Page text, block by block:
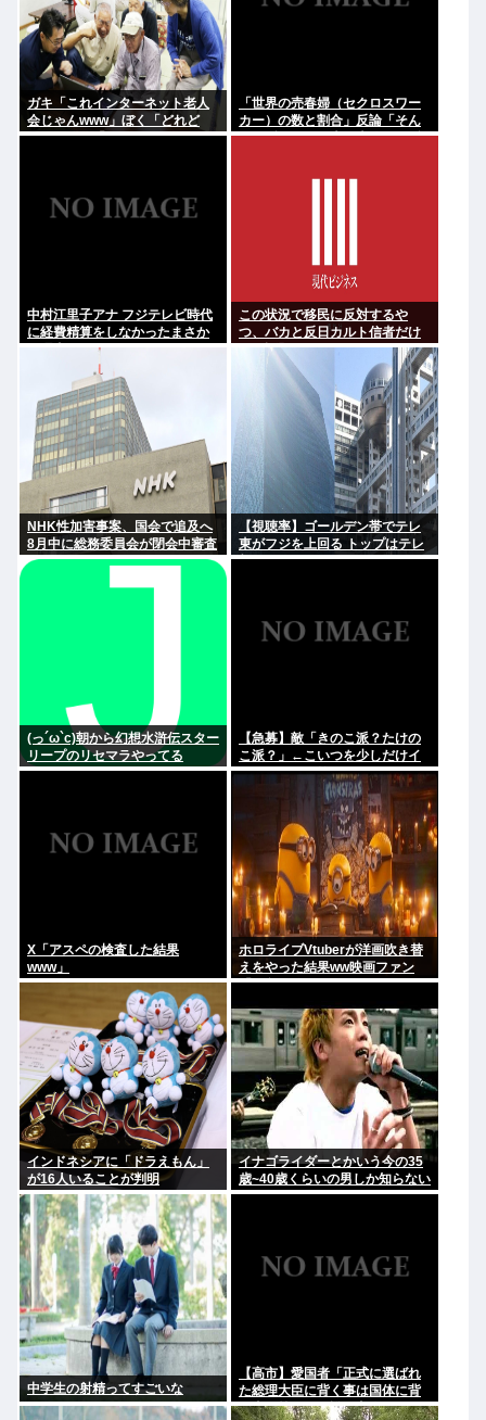
ガキ「これインターネット老人
会じゃんwww」ぼく「どれど
れ…」ガキ「ニコニコ！らきす
「世界の売春婦（セクロスワー
カー）の数と割合」反論「そん
なはずはない日本は上位なはず
中村江里子アナ フジテレビ時代
に経費精算をしなかったまさか
の理由明かす
この状況で移民に反対するや
つ、バカと反日カルト信者だけ
だと話題に
NHK性加害事案、国会で追及へ
8月中に総務委員会が閉会中審査
も
【視聴率】ゴールデン帯でテレ
東がフジを上回る トップはテレ
朝
(っ´ω`c)朝から幻想水滸伝スター
リープのリセマラやってる
【急募】敵「きのこ派？たけの
こ派？」←こいつを少しだけイ
ラつかせる回答
X「アスペの検査した結果
www」
ホロライブVtuberが洋画吹き替
えをやった結果ww映画ファン
「解釈一致すぎる」
インドネシアに「ドラえもん」
が16人いることが判明
イナゴライダーとかいう今の35
歳~40歳くらいの男しか知らない
バンドwww
中学生の射精ってすごいな
【高市】愛国者「正式に選ばれ
た総理大臣に背く事は国体に背
く事に等しい。誰が主人かハッ